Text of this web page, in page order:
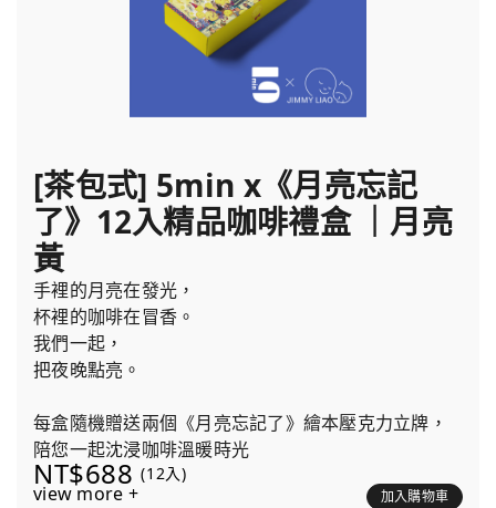
[茶包式] 5min x《月亮忘記
了》12入精品咖啡禮盒 ｜月亮
黃
手裡的月亮在發光，
杯裡的咖啡在冒香。
我們一起，
把夜晚點亮。
每盒隨機贈送兩個《月亮忘記了》繪本壓克力立牌，
陪您一起沈浸咖啡溫暖時光
NT$688 (12入)
view more + 加入購物車